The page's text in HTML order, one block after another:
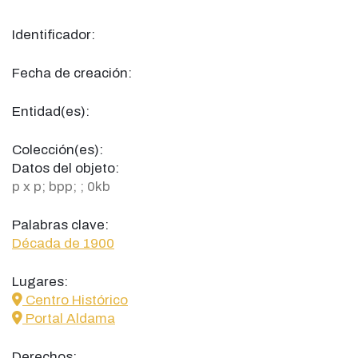
Identificador:
Fecha de creación:
Entidad(es):
Colección(es):
Datos del objeto:
p x p; bpp; ; 0kb
Palabras clave:
Década de 1900
Lugares:
icon
Centro Histórico
icon
Portal Aldama